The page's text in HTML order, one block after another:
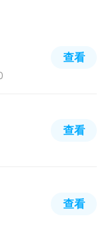
查看
查看
查看